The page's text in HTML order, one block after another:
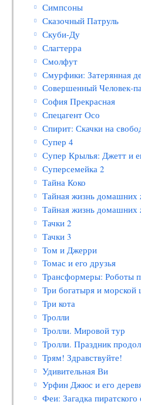
Симпсоны
Сказочный Патруль
Скуби-Ду
Слагтерра
Смолфут
Смурфики: Затерянная
Совершенный Человек-
София Прекрасная
Спецагент Осо
Спирит: Скачки на
Супер 4
Супер Крылья: Джетт и
Суперсемейка 2
Тайна Коко
Тайная жизнь домашних
Тайная жизнь домашних
Тачки 2
Тачки 3
Том и Джерри
Томас и его друзья
Трансформеры: Роботы
Три богатыря и морской
Три кота
Тролли
Тролли. Мировой тур
Тролли. Праздник
Трям! Здравствуйте!
Удивительная Ви
Урфин Джюс и его
Феи: Загадка пиратского